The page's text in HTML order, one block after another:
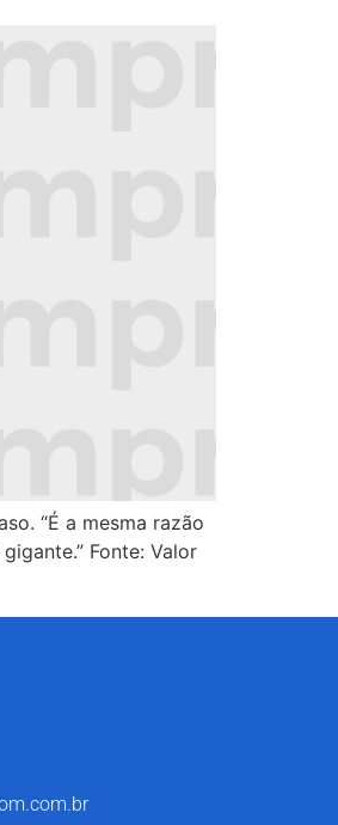
“É a mesma razão
Fonte: Valor